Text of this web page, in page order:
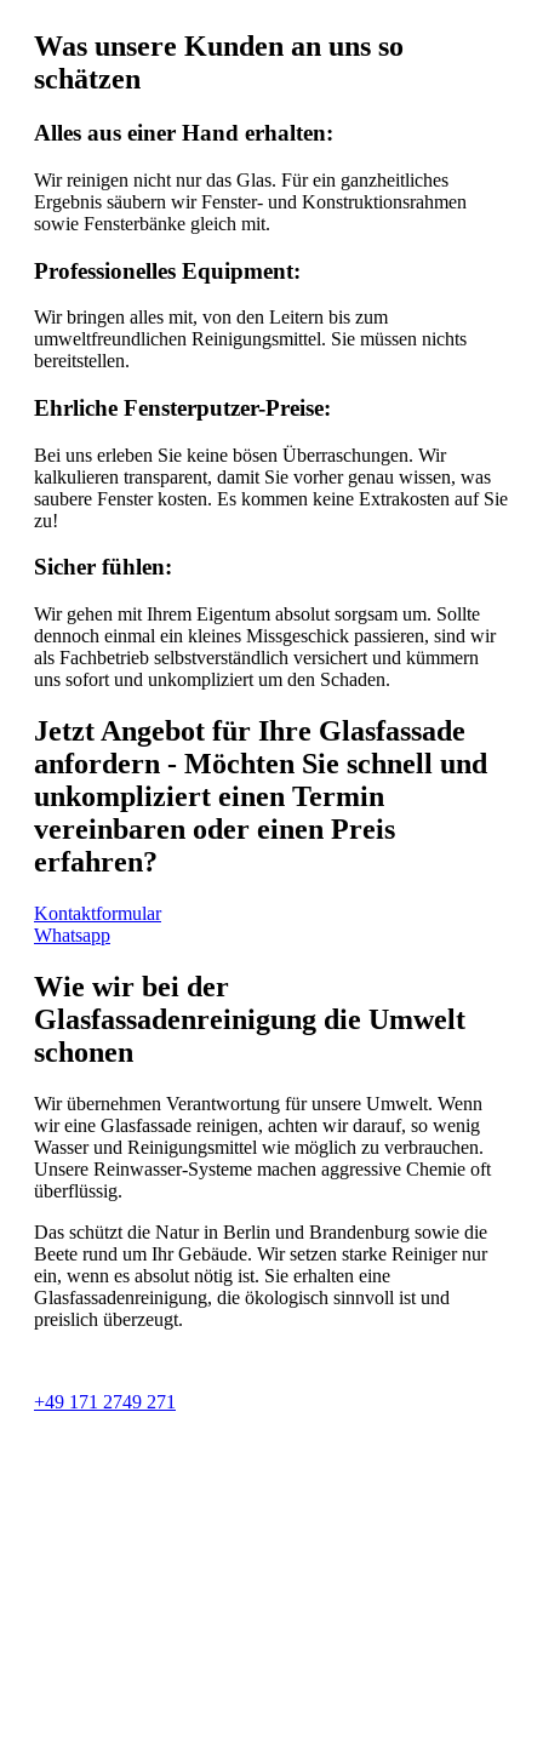
Was unsere Kunden an uns so
schätzen
Alles aus einer Hand erhalten:
Wir reinigen nicht nur das Glas. Für ein ganzheitliches
Ergebnis säubern wir Fenster- und Konstruktionsrahmen
sowie Fensterbänke gleich mit.
Professionelles Equipment:
Wir bringen alles mit, von den Leitern bis zum
umweltfreundlichen Reinigungsmittel. Sie müssen nichts
bereitstellen.
Ehrliche Fensterputzer-Preise:
Bei uns erleben Sie keine bösen Überraschungen. Wir
kalkulieren transparent, damit Sie vorher genau wissen, was
saubere Fenster kosten. Es kommen keine Extrakosten auf Sie
zu!
Sicher fühlen:
Wir gehen mit Ihrem Eigentum absolut sorgsam um. Sollte
dennoch einmal ein kleines Missgeschick passieren, sind wir
als Fachbetrieb selbstverständlich versichert und kümmern
uns sofort und unkompliziert um den Schaden.
Jetzt Angebot für Ihre Glasfassade
anfordern - Möchten Sie schnell und
unkompliziert einen Termin
vereinbaren oder einen Preis
erfahren?
Kontaktformular
Whatsapp
Wie wir bei der
Glasfassadenreinigung die Umwelt
schonen
Wir übernehmen Verantwortung für unsere Umwelt. Wenn
wir eine Glasfassade reinigen, achten wir darauf, so wenig
Wasser und Reinigungsmittel wie möglich zu verbrauchen.
Unsere Reinwasser-Systeme machen aggressive Chemie oft
überflüssig.
Das schützt die Natur in Berlin und Brandenburg sowie die
Beete rund um Ihr Gebäude. Wir setzen starke Reiniger nur
ein, wenn es absolut nötig ist. Sie erhalten eine
Glasfassadenreinigung, die ökologisch sinnvoll ist und
preislich überzeugt.
+49 171 2749 271